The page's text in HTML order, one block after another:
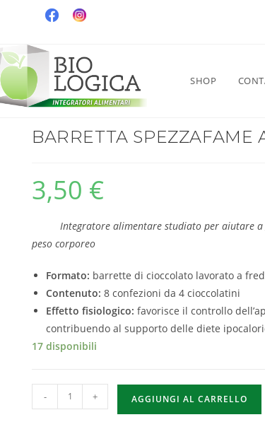
SHOP
BARRETTA SPEZZAFAME
3,50 €
Integratore alimentare studiato per aiutare a
peso corporeo
Formato: barrette di cioccolato lavorato a
Contenuto: 8 confezioni da 4 cioccolatini
Effetto fisiologico: favorisce il controllo
contribuendo al supporto delle diete
17 disponibili
- + AGGIUNGI AL CARRELLO